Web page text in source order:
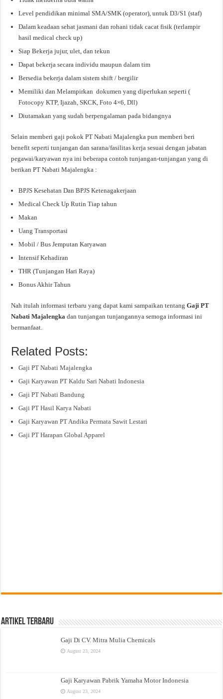
Level pendidikan minimal SMA/SMK (operator), untuk D3/S1 (staf)
Dalam keadaan sehat jasmani dan rohani tidak cacat fisik (terlampir
hasil medical check up)
Siap Bekerja jujur, ulet, dan tekun
Dapat bekerja secara individu maupun dalam tim
Bersedia bekerja dalam sistem shift / bergilir
Memiliki dan Melampirkan dokumen yang diperlukan seperti (
Fotocopy KTP, Ijazah, SKCK, Foto 4×6, Dll)
Diutamakan yang sudah berpengalaman pada bidangnya
Selain memberi gaji pokok PT Nabati Majalengka pun memberi beri
benefit seperti tunjangan dan sarana/fasilitas kerja sesuai dengan jabatan
pegawai/karyawan nya ini beberapa contoh tunjangan-tunjangan yang di
berikan PT Nabati Majalengka :
BPJS Kesehatan Dan BPJS Ketenagakerjaan
Medical Check Up Rutin Tiap tahun
Makan
Uang Transportasi
Mobil / Bus Jemputan Karyawan
Intensif Kehadiran
THR (Tunjangan Hari Raya)
Bonus Akhir Tahun
Nah itulah informasi terbaru yang dapat kami sampaikan tentangGaji PT
Nabati Majalengka dan tunjangan tunjangannya semoga informasi ini
bermanfaat.
Related Posts:
Gaji PT Nabati Majalengka
Gaji Karyawan PT Kaldu Sari Nabati Indonesia
Gaji PT Nabati Bandung
Gaji PT Hasil Karya Nabati
Gaji Karyawan PT Andika Permata Sawit Lestari
Gaji PT Harapan Global Apparel
Artikel Terbaru
Gaji Di CV. Mitra Mulia Chemicals
August 23, 2024
Gaji Karyawan Pabrik Yamaha Motor Indonesia
August 23, 2024